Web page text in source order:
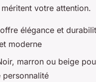
votre attention.
élégance et
moderne
marron ou beige